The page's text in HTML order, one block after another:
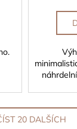
20 DALŠÍCH